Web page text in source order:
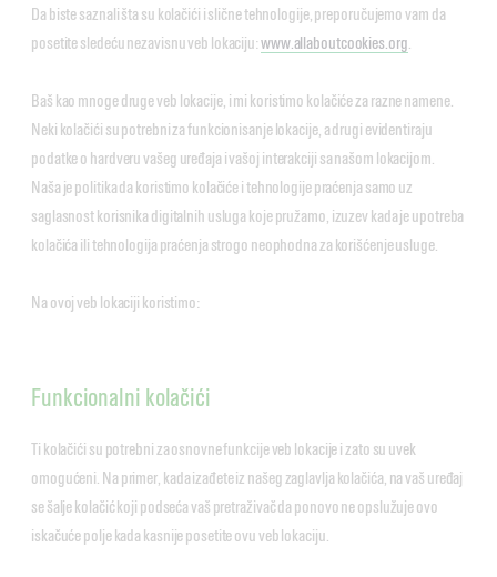
Da biste saznali šta su kolačići i slične tehnologije, preporučujemo vam da
posetite sledeću nezavisnu veb lokaciju:www.allaboutcookies.org
Baš kao mnoge druge veb lokacije, i mi koristimo kolačiće za razne namene.
Neki kolačići su potrebni za funkcionisanje lokacije, a drugi evidentiraju
podatke o hardveru vašeg uređaja i vašoj interakciji sa našom lokacijom.
Naša je politika da koristimo kolačiće i tehnologije praćenja samo uz
saglasnost korisnika digitalnih usluga koje pružamo, izuzev kada je upotreba
kolačića ili tehnologija praćenja strogo neophodna za korišćenje usluge.
Na ovoj veb lokaciji koristimo:
Funkcionalni kolačići
Ti kolačići su potrebni za osnovne funkcije veb lokacije i zato su uvek
omogućeni. Na primer, kada izađete iz našeg zaglavlja kolačića, na vaš uređaj
se šalje kolačić koji podseća vaš pretraživač da ponovo ne opslužuje ovo
iskačuće polje kada kasnije posetite ovu veb lokaciju.